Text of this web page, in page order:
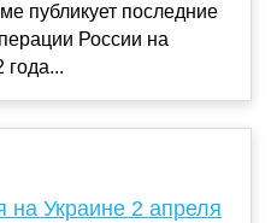
публикует последние
России на
года...
на Украине 2 апреля